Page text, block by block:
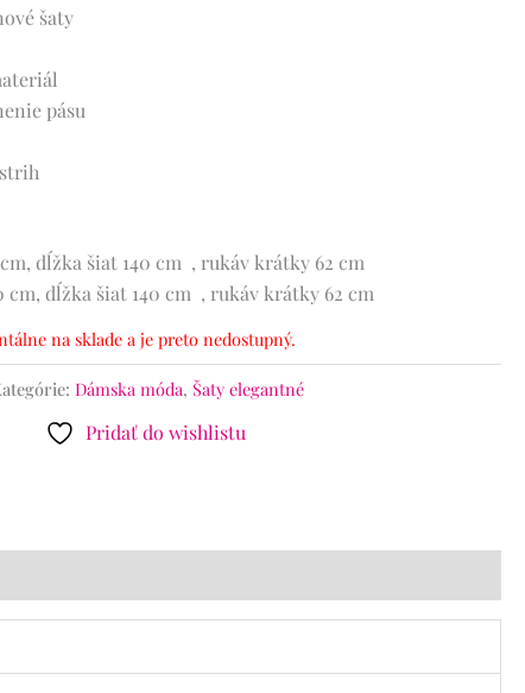
šaty
pásu
dĺžka šiat 140 cm , rukáv krátky 62 cm
dĺžka šiat 140 cm , rukáv krátky 62 cm
na sklade a je preto nedostupný.
Dámska móda, Šaty elegantné
Pridať do wishlistu